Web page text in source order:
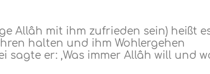
Allâh mit ihm zufrieden sein) heißt
halten und ihm Wohlergehen
sagte er: ‚Was immer Allâh will und